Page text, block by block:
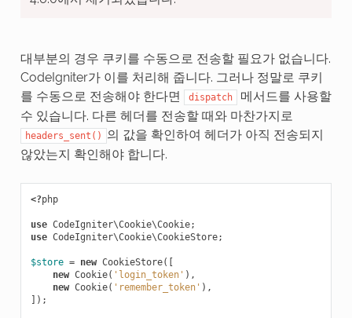
대부분의 경우 쿠키를 수동으로 전송할 필요가 없습니다.
CodeIgniter가 이를 처리해 줍니다. 그러나 정말로 쿠키
를 수동으로 전송해야 한다면
dispatch
메서드를 사용할
수 있습니다. 다른 헤더를 전송할 때와 마찬가지로
headers_sent()
의 값을 확인하여 헤더가 아직 전송되지
않았는지 확인해야 합니다.
<?php
use CodeIgniter\Cookie\Cookie;
use CodeIgniter\Cookie\CookieStore;
$store = new CookieStore([
new Cookie( 'login_token' ),
new Cookie( 'remember_token' ),
]);